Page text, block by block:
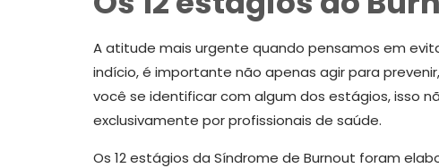
A atitude mais urgente quando pensamos em
indício, é importante não apenas agir para
você se identificar com algum dos estágios, isso
exclusivamente por profissionais de saúde.
Os 12 estágios da Síndrome de Burnout foram